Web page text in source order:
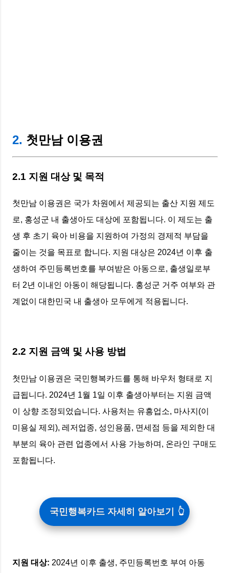
2. 첫만남 이용권
2.1 지원 대상 및 목적
첫만남 이용권은 국가 차원에서 제공되는 출산 지원 제도
로, 홍성군 내 출생아도 대상에 포함됩니다. 이 제도는 출
생 후 초기 육아 비용을 지원하여 가정의 경제적 부담을
줄이는 것을 목표로 합니다. 지원 대상은 2024년 이후 출
생하여 주민등록번호를 부여받은 아동으로, 출생일로부
터 2년 이내인 아동이 해당됩니다. 홍성군 거주 여부와 관
계없이 대한민국 내 출생아 모두에게 적용됩니다.
2.2 지원 금액 및 사용 방법
첫만남 이용권은 국민행복카드를 통해 바우처 형태로 지
급됩니다. 2024년 1월 1일 이후 출생아부터는 지원 금액
이 상향 조정되었습니다. 사용처는 유흥업소, 마사지(이
미용실 제외), 레저업종, 성인용품, 면세점 등을 제외한 대
부분의 육아 관련 업종에서 사용 가능하며, 온라인 구매도
포함됩니다.
국민행복카드 자세히 알아보기
지원 대상: 2024년 이후 출생, 주민등록번호 부여 아동